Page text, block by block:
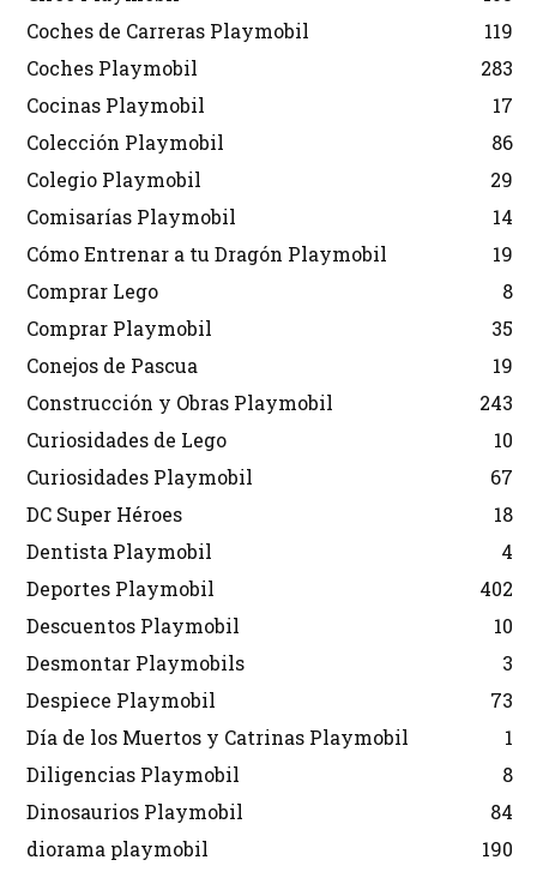
Coches de Carreras Playmobil
119
Coches Playmobil
283
Cocinas Playmobil
17
Colección Playmobil
86
Colegio Playmobil
29
Comisarías Playmobil
14
Cómo Entrenar a tu Dragón Playmobil
19
Comprar Lego
8
Comprar Playmobil
35
Conejos de Pascua
19
Construcción y Obras Playmobil
243
Curiosidades de Lego
10
Curiosidades Playmobil
67
DC Super Héroes
18
Dentista Playmobil
4
Deportes Playmobil
402
Descuentos Playmobil
10
Desmontar Playmobils
3
Despiece Playmobil
73
Día de los Muertos y Catrinas Playmobil
1
Diligencias Playmobil
8
Dinosaurios Playmobil
84
diorama playmobil
190